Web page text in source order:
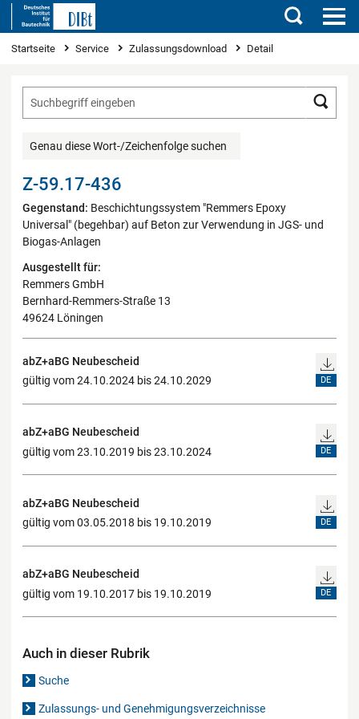
Suchen
Sie sind hier
Startseite Service Zulassungsdownload Detail
Genau diese Wort-/Zeichenfolge suchen
Z-59.17-436
Gegenstand: Beschichtungssystem "Remmers Epoxy
Universal" (begehbar) auf Beton zur Verwendung in JGS- und
Biogas-Anlagen
Ausgestellt für:
Remmers GmbH
Bernhard-Remmers-Straße 13
49624 Löningen
abZ+aBG Neubescheid
gültig vom 24.10.2024 bis 24.10.2029
DE
abZ+aBG Neubescheid
gültig vom 23.10.2019 bis 23.10.2024
DE
abZ+aBG Neubescheid
gültig vom 03.05.2018 bis 19.10.2019
DE
abZ+aBG Neubescheid
gültig vom 19.10.2017 bis 19.10.2019
DE
Auch in dieser Rubrik
Suche
Zulassungs- und Genehmigungsverzeichnisse